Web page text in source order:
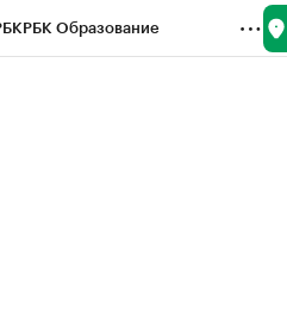
РБК Образование